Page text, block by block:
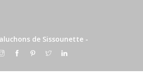
de Sissounette -